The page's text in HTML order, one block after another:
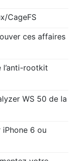
CageFS
ces affaires
l’anti-rootkit
WS 50 de la
6 ou